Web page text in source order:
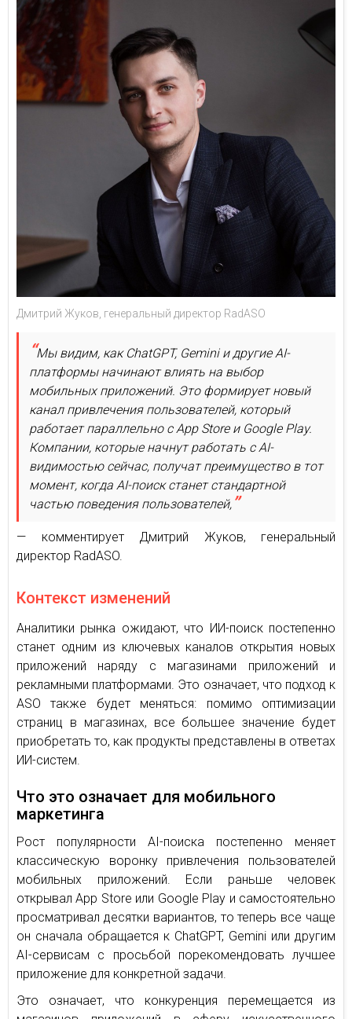
Дмитрий Жуков, генеральный директор RadASO
Мы видим, как ChatGPT, Gemini и другие AI-
платформы начинают влиять на выбор
мобильных приложений. Это формирует новый
канал привлечения пользователей, который
работает параллельно с App Store и Google Play.
Компании, которые начнут работать с AI-
видимостью сейчас, получат преимущество в тот
момент, когда AI-поиск станет стандартной
частью поведения пользователей,
— комментирует Дмитрий Жуков, генеральный
директор RadASO.
Контекст изменений
Аналитики рынка ожидают, что ИИ-поиск постепенно
станет одним из ключевых каналов открытия новых
приложений наряду с магазинами приложений и
рекламными платформами. Это означает, что подход к
ASO также будет меняться: помимо оптимизации
страниц в магазинах, все большее значение будет
приобретать то, как продукты представлены в ответах
ИИ-систем.
Что это означает для мобильного
маркетинга
Рост популярности AI-поиска постепенно меняет
классическую воронку привлечения пользователей
мобильных приложений. Если раньше человек
открывал App Store или Google Play и самостоятельно
просматривал десятки вариантов, то теперь все чаще
он сначала обращается к ChatGPT, Gemini или другим
AI-сервисам с просьбой порекомендовать лучшее
приложение для конкретной задачи.
Это означает, что конкуренция перемещается из